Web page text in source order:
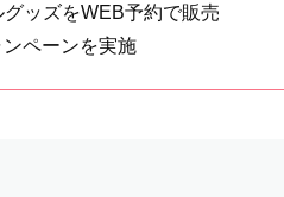
グッズをWEB予約で販売
ペーンを実施